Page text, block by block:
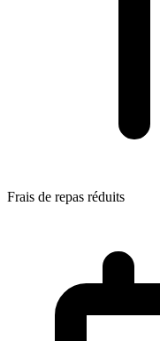
Frais de repas réduits